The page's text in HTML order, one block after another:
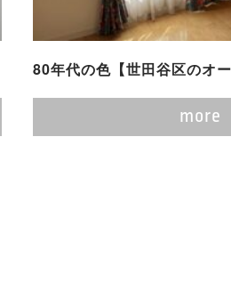
80年代の色【世田谷区のオ
more